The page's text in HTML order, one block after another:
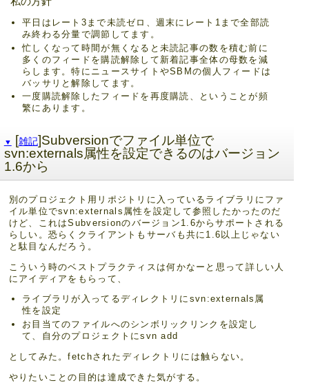
平日はレート3まで未読ゼロ、週末にレート1まで全部読
み終わる分量で調節してます。
忙しくなって時間が無くなると未読記事の数を積む前に
多くのフィードを購読解除して新着記事全体の母数を減
らします。特にニュースサイトやSBMの個人フィードは
バッサリと解除してます。
一度購読解除したフィードを再度購読、ということが頻
繁にあります。
▼ [雑記]Subversionでファイル単位で
svn:externals属性を設定できるのはバージョン
1.6から
別のプロジェクト用リポジトリに入っているライブラリにファ
イル単位でsvn:externals属性を設定して参照したかったのだ
けど、これはSubversionのバージョン1.6からサポートされる
らしい。恐らくクライアントもサーバも共に1.6以上じゃない
と駄目なんだろう。
こういう時のベストプラクティスは何かなーと思って詳しい人
にアイディアをもらって、
ライブラリが入ってるディレクトリにsvn:externals属
性を設定
お目当てのファイルへのシンボリックリンクを設定し
て、自分のプロジェクトにsvn add
としてみた。fetchされたディレクトリには触らない。
やりたいことの目的は達成できた気がする。